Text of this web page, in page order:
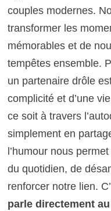
couples modernes.
transformer les
mémorables et de
tempêtes ensemble.
un partenaire drôle
complicité et d’une
ce soit à travers
simplement en
l’humour nous
du quotidien, de
renforcer notre lien.
parle directement